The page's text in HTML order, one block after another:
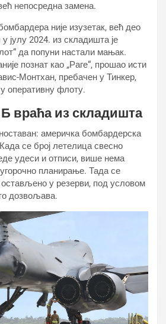
непосредна замена.
није изузетак, већ део
јулу 2024. из складишта је
да попуни настали мањак.
познат као „Раге“, прошао исти
Монтхан, пребачен у Тинкер,
оперативну флоту.
враћа из складишта
америчка бомбардерска
се број летелица свесно
удеси и отписи, више нема
планирање. Тада се
остављено у резерви, под условом
дозвољава.